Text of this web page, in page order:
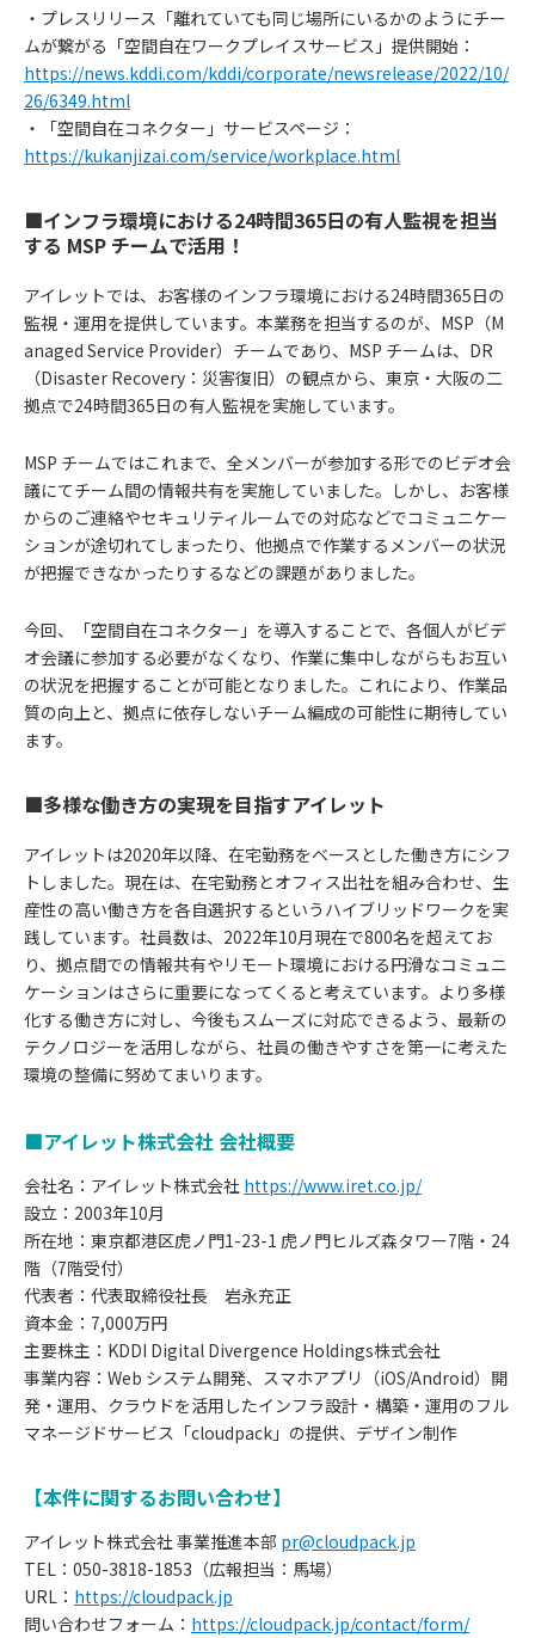
・プレスリリース「離れていても同じ場所にいるかのようにチー
ムが繋がる「空間自在ワークプレイスサービス」提供開始：
https://news.kddi.com/kddi/corporate/newsrelease/2022/10/
26/6349.html
・「空間自在コネクター」サービスページ：
https://kukanjizai.com/service/workplace.html
■インフラ環境における24時間365日の有人監視を担当
する MSP チームで活用！
アイレットでは、お客様のインフラ環境における24時間365日の
監視・運用を提供しています。本業務を担当するのが、MSP（M
anaged Service Provider）チームであり、MSP チームは、DR
（Disaster Recovery：災害復旧）の観点から、東京・大阪の二
拠点で24時間365日の有人監視を実施しています。
MSP チームではこれまで、全メンバーが参加する形でのビデオ会
議にてチーム間の情報共有を実施していました。しかし、お客様
からのご連絡やセキュリティルームでの対応などでコミュニケー
ションが途切れてしまったり、他拠点で作業するメンバーの状況
が把握できなかったりするなどの課題がありました。
今回、「空間自在コネクター」を導入することで、各個人がビデ
オ会議に参加する必要がなくなり、作業に集中しながらもお互い
の状況を把握することが可能となりました。これにより、作業品
質の向上と、拠点に依存しないチーム編成の可能性に期待してい
ます。
■多様な働き方の実現を目指すアイレット
アイレットは2020年以降、在宅勤務をベースとした働き方にシフ
トしました。現在は、在宅勤務とオフィス出社を組み合わせ、生
産性の高い働き方を各自選択するというハイブリッドワークを実
践しています。社員数は、2022年10月現在で800名を超えてお
り、拠点間での情報共有やリモート環境における円滑なコミュニ
ケーションはさらに重要になってくると考えています。より多様
化する働き方に対し、今後もスムーズに対応できるよう、最新の
テクノロジーを活用しながら、社員の働きやすさを第一に考えた
環境の整備に努めてまいります。
■アイレット株式会社 会社概要
会社名：アイレット株式会社 https://www.iret.co.jp/
設立：2003年10月
所在地：東京都港区虎ノ門1-23-1 虎ノ門ヒルズ森タワー7階・24
階（7階受付）
代表者：代表取締役社長 岩永充正
資本金：7,000万円
主要株主：KDDI Digital Divergence Holdings株式会社
事業内容：Web システム開発、スマホアプリ（iOS/Android）開
発・運用、クラウドを活用したインフラ設計・構築・運用のフル
マネージドサービス「cloudpack」の提供、デザイン制作
【本件に関するお問い合わせ】
アイレット株式会社 事業推進本部 pr@cloudpack.jp
TEL：050-3818-1853（広報担当：馬場）
URL： https://cloudpack.jp
問い合わせフォーム： https://cloudpack.jp/contact/form/
お